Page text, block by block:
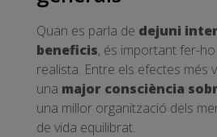
Quan es parla de dejuni
beneficis, és important fer-
realista. Entre els efectes més
una major consciència
una millor organització dels
de vida equilibrat.